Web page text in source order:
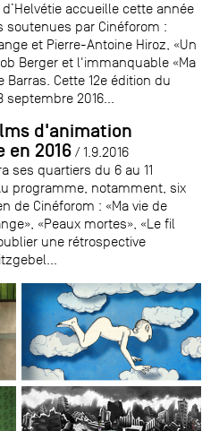
accueille cette année
par Cinéforom :
et Pierre-Antoine Hiroz, «Un
Berger et l'immanquable «Ma
Barras. Cette 12e édition du
2016...
d'animation
en 2016 / 1.9.2016
ses quartiers du 6 au 11
programme, notamment, six
de Cinéforom : «Ma vie de
«Peaux mortes», «Le fil
une rétrospective